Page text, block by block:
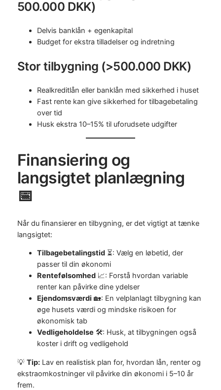
500.000 DKK)
Delvis banklån + egenkapital
Budget for ekstra tilladelser og indretning
Stor tilbygning (>500.000 DKK)
Realkreditlån eller banklån med sikkerhed i huset
Fast rente kan give sikkerhed for tilbagebetaling
over tid
Husk ekstra 10–15% til uforudsete udgifter
Finansiering og
langsigtet planlægning
📅
Når du finansierer en tilbygning, er det vigtigt at tænke
langsigtet:
Tilbagebetalingstid⏳: Vælg en løbetid, der
passer til din økonomi
Rentefølsomhed📈: Forstå hvordan variable
renter kan påvirke dine ydelser
Ejendomsværdi 🏡: En velplanlagt tilbygning kan
øge husets værdi og mindske risikoen for
økonomisk tab
Vedligeholdelse 🛠️: Husk, at tilbygningen også
koster i drift og vedligehold
💡 Tip:Lav en realistisk plan for, hvordan lån, renter og
ekstraomkostninger vil påvirke din økonomi i 5–10 år
frem.